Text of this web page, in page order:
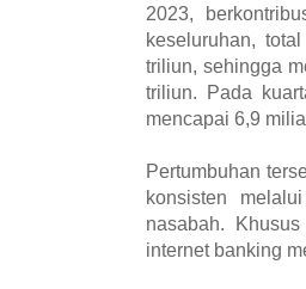
2023,
keseluruhan,
triliun, sehingga
triliun. Pada
mencapai 6,9
Pertumbuhan
konsisten
nasabah.
internet banking